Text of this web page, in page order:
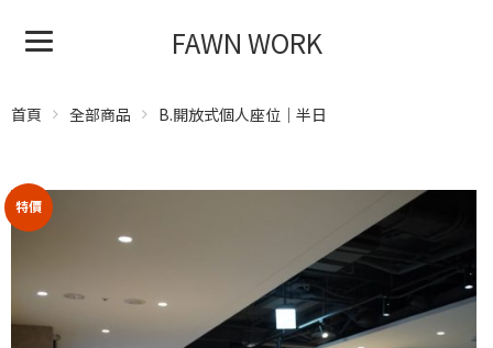
FAWN WORK
首頁 全部商品 B.開放式個人座位｜半日
特價